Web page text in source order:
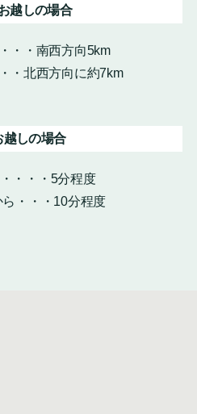
越しの場合
・・南西方向5km
・北西方向に約7km
越しの場合
・・・5分程度
・・・10分程度